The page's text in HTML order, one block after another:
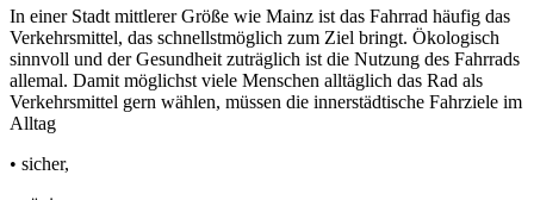
In einer Stadt mittlerer Größe wie Mainz ist das Fahrrad häufig das
Verkehrsmittel, das schnellstmöglich zum Ziel bringt. Ökologisch
sinnvoll und der Gesundheit zuträglich ist die Nutzung des Fahrrads
allemal. Damit möglichst viele Menschen alltäglich das Rad als
Verkehrsmittel gern wählen, müssen die innerstädtische Fahrziele im
Alltag
• sicher,